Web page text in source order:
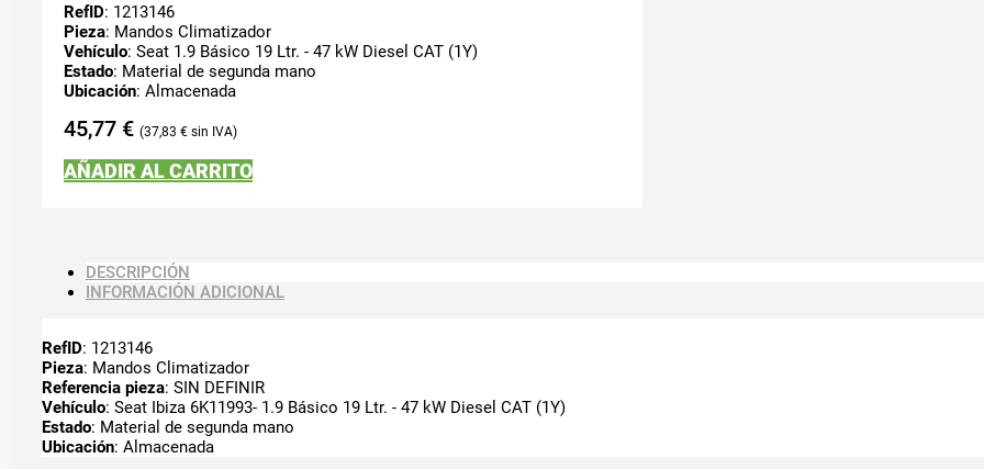
RefID: 1213146
Pieza: Mandos Climatizador
Vehículo: Seat 1.9 Básico 19 Ltr. - 47 kW Diesel CAT (1Y)
Estado: Material de segunda mano
Ubicación: Almacenada
45,77 € 37,83 €
AÑADIR AL CARRITO
DESCRIPCIÓN
INFORMACIÓN ADICIONAL
RefID: 1213146
Pieza: Mandos Climatizador
Referencia pieza: SIN DEFINIR
Vehículo: Seat Ibiza 6K11993- 1.9 Básico 19 Ltr. - 47 kW Diesel CAT (1Y)
Estado: Material de segunda mano
Ubicación: Almacenada